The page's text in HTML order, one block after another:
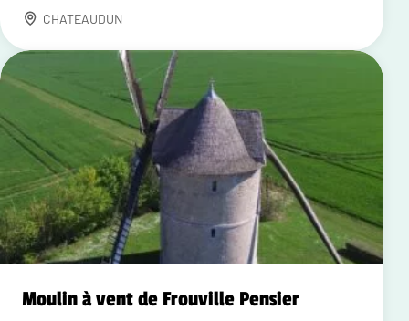
CHATEAUDUN
Moulin à vent de Frouville Pensier